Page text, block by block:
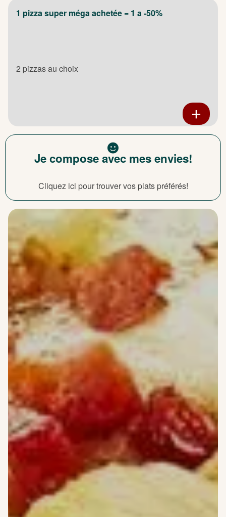
1 pizza super méga achetée = 1 a -50%
2 pizzas au choix
Je compose avec mes envies!
Cliquez ici pour trouver vos plats préférés!